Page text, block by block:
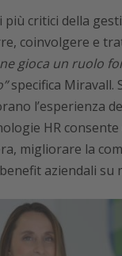
critici della
coinvolgere e
gioca un ruolo
specifica Miravall.
l’esperienza
HR
migliorare la
aziendali su